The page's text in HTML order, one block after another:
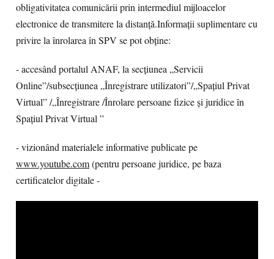
obligativitatea comunicării prin intermediul mijloacelor
electronice de transmitere la distanţă.Informații suplimentare cu
privire la înrolarea în SPV se pot obține:
- accesând portalul ANAF, la secțiunea „Servicii
Online”/subsecțiunea „Înregistrare utilizatori”/„Spațiul Privat
Virtual” /„Înregistrare /Înrolare persoane fizice și juridice în
Spațiul Privat Virtual ”
- vizionând materialele informative publicate pe
www.youtube.com(pentru persoane juridice, pe baza
certificatelor digitale -